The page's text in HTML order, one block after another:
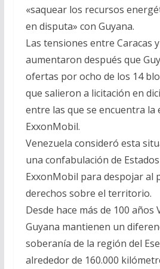
«saquear los recursos
en disputa» con Guyana.
Las tensiones entre Caracas
aumentaron después que
ofertas por ocho de los 14
que salieron a licitación en
entre las que se encuentra la
ExxonMobil.
Venezuela consideró esta
una confabulación de
ExxonMobil para despojar al
derechos sobre el territorio.
Desde hace más de 100 años
Guyana mantienen un
soberanía de la región del
alrededor de 160.000